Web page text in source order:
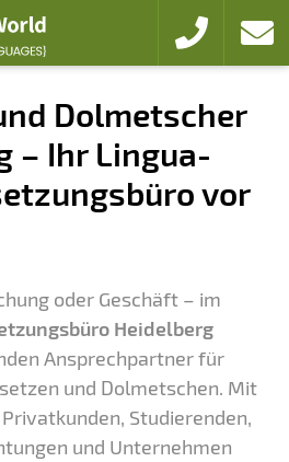
Dolmetscher
– Ihr Lingua-
vor
oder Geschäft – im
Heidelberg
Ansprechpartner für
und Dolmetschen. Mit
Studierenden,
und Unternehmen